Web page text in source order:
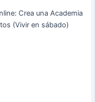
Crea una Academia
(Vivir en sábado)